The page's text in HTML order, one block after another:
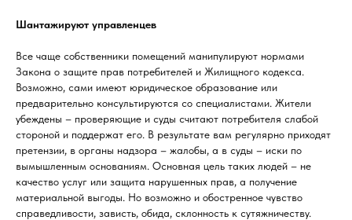
Шантажируют управленцев
Все чаще собственники помещений манипулируют нормами
Закона о защите прав потребителей и Жилищного кодекса.
Возможно, сами имеют юридическое образование или
предварительно консультируются со специалистами. Жители
убеждены – проверяющие и суды считают потребителя слабой
стороной и поддержат его. В результате вам регулярно приходят
претензии, в органы надзора – жалобы, а в суды – иски по
вымышленным основаниям. Основная цель таких людей – не
качество услуг или защита нарушенных прав, а получение
материальной выгоды. Но возможно и обостренное чувство
справедливости, зависть, обида, склонность к сутяжничеству.